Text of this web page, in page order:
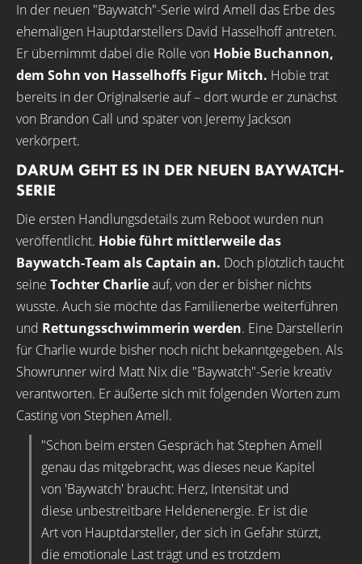
In der neuen "Baywatch"-Serie wird Amell das Erbe des
ehemaligen Hauptdarstellers David Hasselhoff antreten.
Er übernimmt dabei die Rolle von Hobie Buchannon,
dem Sohn von Hasselhoffs Figur Mitch. Hobie trat
bereits in der Originalserie auf – dort wurde er zunächst
von Brandon Call und später von Jeremy Jackson
verkörpert.
DARUM GEHT ES IN DER NEUEN BAYWATCH-
SERIE
Die ersten Handlungsdetails zum Reboot wurden nun
veröffentlicht. Hobie führt mittlerweile das
Baywatch-Team als Captain an. Doch plötzlich taucht
seine Tochter Charlieauf, von der er bisher nichts
wusste. Auch sie möchte das Familienerbe weiterführen
und Rettungsschwimmerin werden. Eine Darstellerin
für Charlie wurde bisher noch nicht bekanntgegeben. Als
Showrunner wird Matt Nix die "Baywatch"-Serie kreativ
verantworten. Er äußerte sich mit folgenden Worten zum
Casting von Stephen Amell.
"Schon beim ersten Gespräch hat Stephen Amell
genau das mitgebracht, was dieses neue Kapitel
von 'Baywatch' braucht: Herz, Intensität und
diese unbestreitbare Heldenenergie. Er ist die
Art von Hauptdarsteller, der sich in Gefahr stürzt,
die emotionale Last trägt und es trotzdem